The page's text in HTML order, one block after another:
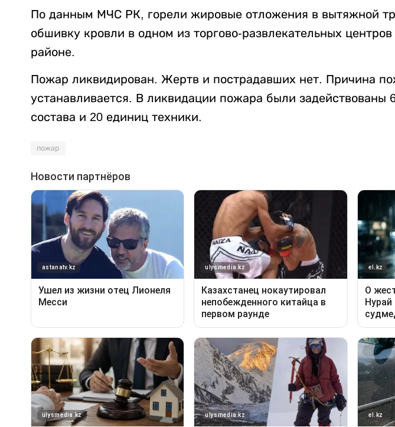
По данным МЧС РК, горели жировые отложения в вытяжной
обшивку кровли в одном из торгово-развлекательных
районе.
Пожар ликвидирован. Жертв и пострадавших нет. Причина
устанавливается. В ликвидации пожара были задействованы
состава и 20 единиц техники.
пожар